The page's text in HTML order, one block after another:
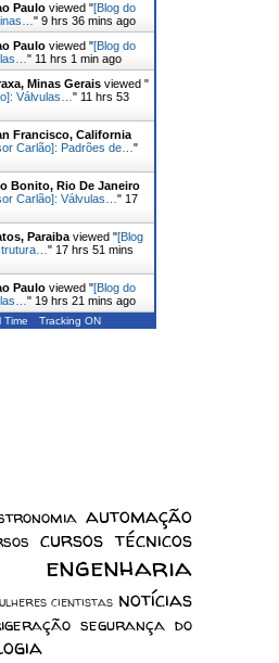
Pauloviewed "[Blog do
" 9 hrs 36 mins ago
Pauloviewed "[Blog do
" 11 hrs 1 min ago
Minas Geraisviewed "
Válvulas… " 11 hrs 53
Francisco, California
Carlão]: Padrões de… "
Bonito, Rio De Janeiro
Carlão]: Válvulas… " 17
Paraibaviewed "[Blog
" 17 hrs 51 mins
Pauloviewed "[Blog do
" 19 hrs 21 mins ago
Time Tracking ON
automação
cursos técnicos
engenharia
cientistas notícias
segurança do